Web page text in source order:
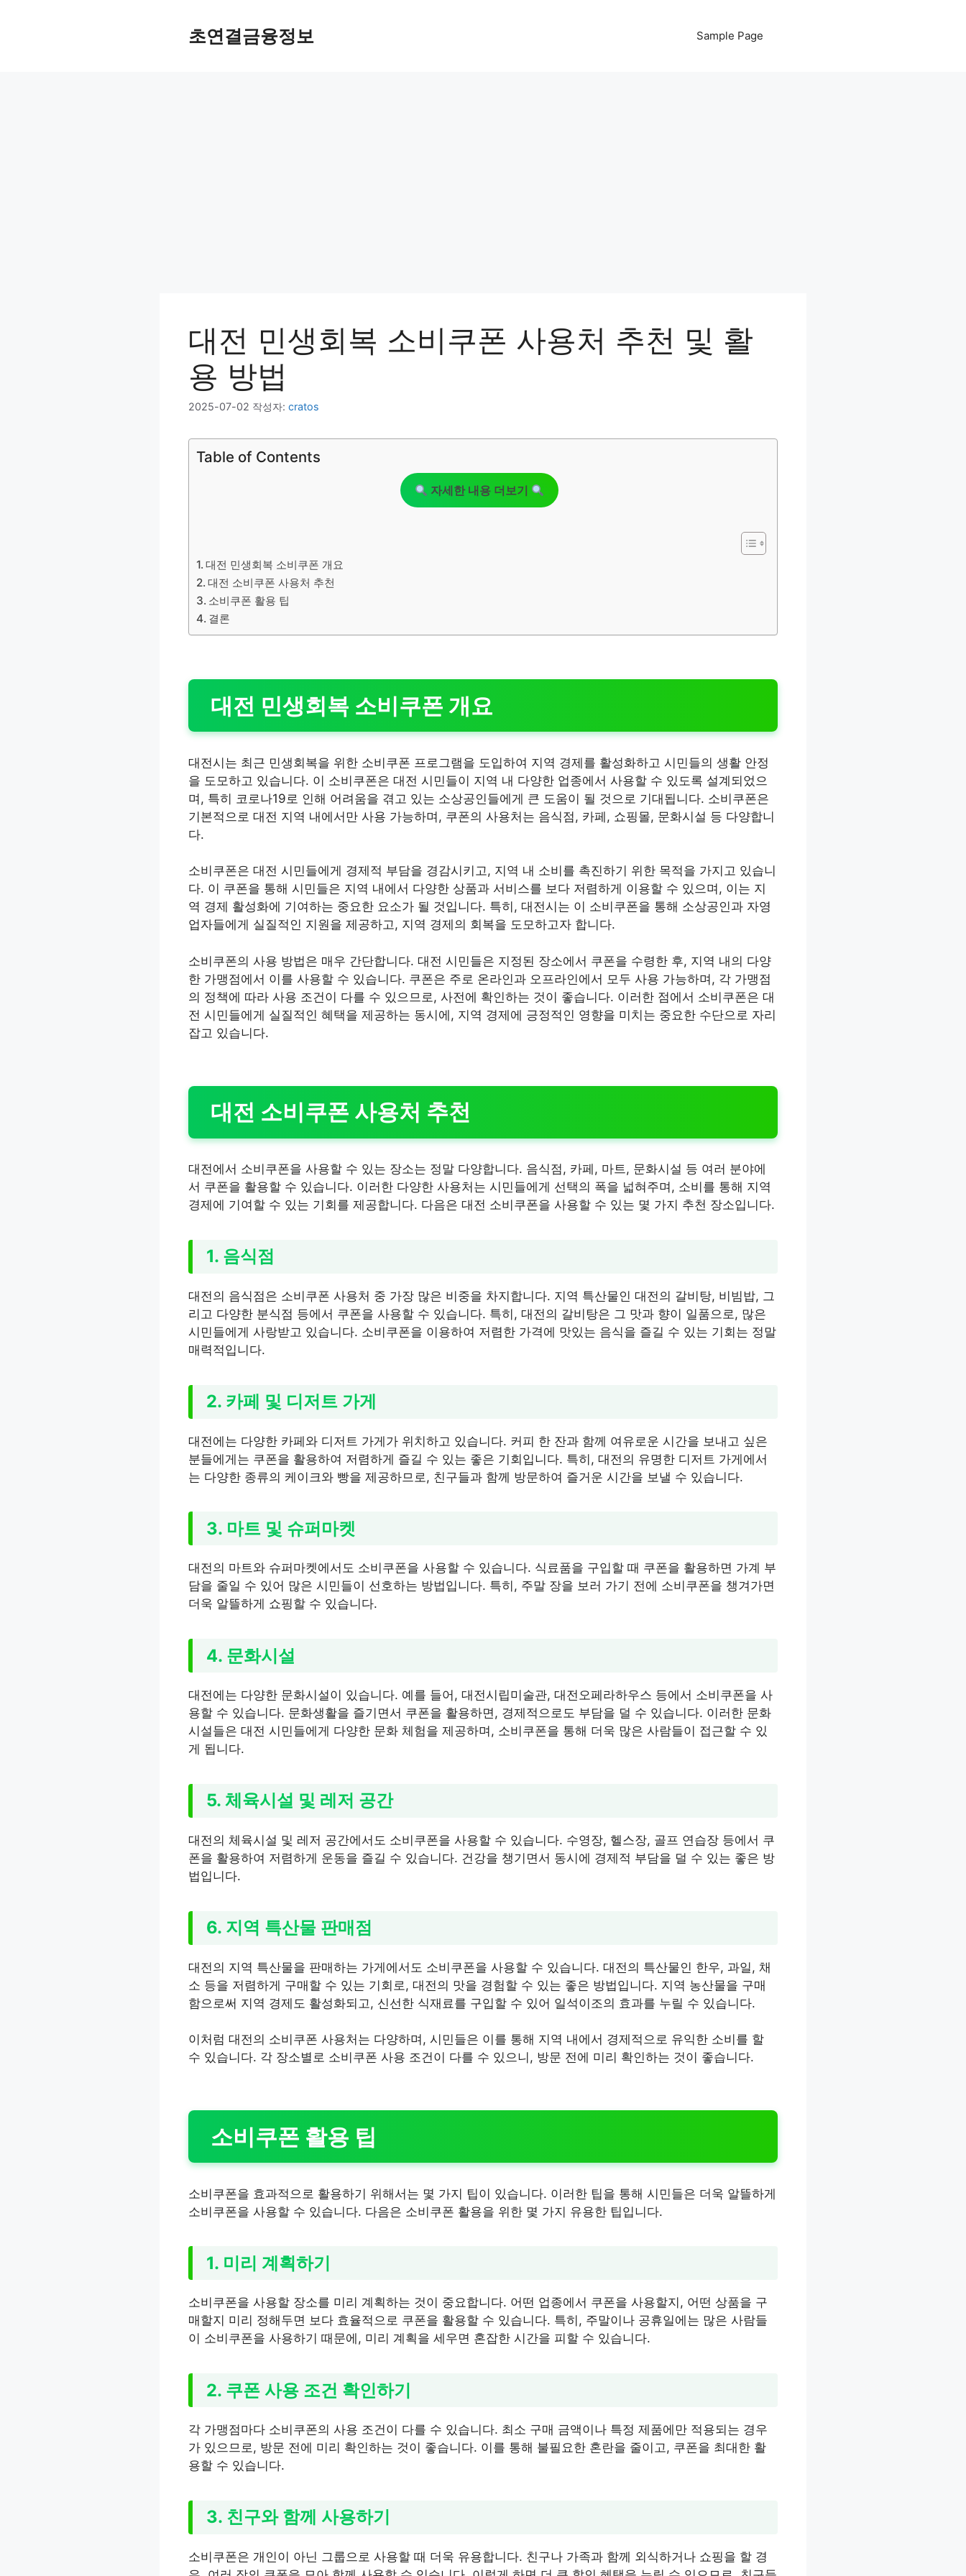
초연결금융정보 Sample Page
대전 민생회복 소비쿠폰 사용처 추천 및 활
용 방법
2025-07-02 작성자: cratos
Table of Contents
자세한 내용 더보기
대전 민생회복 소비쿠폰 개요
대전 소비쿠폰 사용처 추천
소비쿠폰 활용 팁
결론
대전 민생회복 소비쿠폰 개요
대전시는 최근 민생회복을 위한 소비쿠폰 프로그램을 도입하여 지역 경제를 활성화하고 시민들의 생활 안정
을 도모하고 있습니다. 이 소비쿠폰은 대전 시민들이 지역 내 다양한 업종에서 사용할 수 있도록 설계되었으
며, 특히 코로나19로 인해 어려움을 겪고 있는 소상공인들에게 큰 도움이 될 것으로 기대됩니다. 소비쿠폰은
기본적으로 대전 지역 내에서만 사용 가능하며, 쿠폰의 사용처는 음식점, 카페, 쇼핑몰, 문화시설 등 다양합니
다.
소비쿠폰은 대전 시민들에게 경제적 부담을 경감시키고, 지역 내 소비를 촉진하기 위한 목적을 가지고 있습니
다. 이 쿠폰을 통해 시민들은 지역 내에서 다양한 상품과 서비스를 보다 저렴하게 이용할 수 있으며, 이는 지
역 경제 활성화에 기여하는 중요한 요소가 될 것입니다. 특히, 대전시는 이 소비쿠폰을 통해 소상공인과 자영
업자들에게 실질적인 지원을 제공하고, 지역 경제의 회복을 도모하고자 합니다.
소비쿠폰의 사용 방법은 매우 간단합니다. 대전 시민들은 지정된 장소에서 쿠폰을 수령한 후, 지역 내의 다양
한 가맹점에서 이를 사용할 수 있습니다. 쿠폰은 주로 온라인과 오프라인에서 모두 사용 가능하며, 각 가맹점
의 정책에 따라 사용 조건이 다를 수 있으므로, 사전에 확인하는 것이 좋습니다. 이러한 점에서 소비쿠폰은 대
전 시민들에게 실질적인 혜택을 제공하는 동시에, 지역 경제에 긍정적인 영향을 미치는 중요한 수단으로 자리
잡고 있습니다.
대전 소비쿠폰 사용처 추천
대전에서 소비쿠폰을 사용할 수 있는 장소는 정말 다양합니다. 음식점, 카페, 마트, 문화시설 등 여러 분야에
서 쿠폰을 활용할 수 있습니다. 이러한 다양한 사용처는 시민들에게 선택의 폭을 넓혀주며, 소비를 통해 지역
경제에 기여할 수 있는 기회를 제공합니다. 다음은 대전 소비쿠폰을 사용할 수 있는 몇 가지 추천 장소입니다.
1. 음식점
대전의 음식점은 소비쿠폰 사용처 중 가장 많은 비중을 차지합니다. 지역 특산물인 대전의 갈비탕, 비빔밥, 그
리고 다양한 분식점 등에서 쿠폰을 사용할 수 있습니다. 특히, 대전의 갈비탕은 그 맛과 향이 일품으로, 많은
시민들에게 사랑받고 있습니다. 소비쿠폰을 이용하여 저렴한 가격에 맛있는 음식을 즐길 수 있는 기회는 정말
매력적입니다.
2. 카페 및 디저트 가게
대전에는 다양한 카페와 디저트 가게가 위치하고 있습니다. 커피 한 잔과 함께 여유로운 시간을 보내고 싶은
분들에게는 쿠폰을 활용하여 저렴하게 즐길 수 있는 좋은 기회입니다. 특히, 대전의 유명한 디저트 가게에서
는 다양한 종류의 케이크와 빵을 제공하므로, 친구들과 함께 방문하여 즐거운 시간을 보낼 수 있습니다.
3. 마트 및 슈퍼마켓
대전의 마트와 슈퍼마켓에서도 소비쿠폰을 사용할 수 있습니다. 식료품을 구입할 때 쿠폰을 활용하면 가계 부
담을 줄일 수 있어 많은 시민들이 선호하는 방법입니다. 특히, 주말 장을 보러 가기 전에 소비쿠폰을 챙겨가면
더욱 알뜰하게 쇼핑할 수 있습니다.
4. 문화시설
대전에는 다양한 문화시설이 있습니다. 예를 들어, 대전시립미술관, 대전오페라하우스 등에서 소비쿠폰을 사
용할 수 있습니다. 문화생활을 즐기면서 쿠폰을 활용하면, 경제적으로도 부담을 덜 수 있습니다. 이러한 문화
시설들은 대전 시민들에게 다양한 문화 체험을 제공하며, 소비쿠폰을 통해 더욱 많은 사람들이 접근할 수 있
게 됩니다.
5. 체육시설 및 레저 공간
대전의 체육시설 및 레저 공간에서도 소비쿠폰을 사용할 수 있습니다. 수영장, 헬스장, 골프 연습장 등에서 쿠
폰을 활용하여 저렴하게 운동을 즐길 수 있습니다. 건강을 챙기면서 동시에 경제적 부담을 덜 수 있는 좋은 방
법입니다.
6. 지역 특산물 판매점
대전의 지역 특산물을 판매하는 가게에서도 소비쿠폰을 사용할 수 있습니다. 대전의 특산물인 한우, 과일, 채
소 등을 저렴하게 구매할 수 있는 기회로, 대전의 맛을 경험할 수 있는 좋은 방법입니다. 지역 농산물을 구매
함으로써 지역 경제도 활성화되고, 신선한 식재료를 구입할 수 있어 일석이조의 효과를 누릴 수 있습니다.
이처럼 대전의 소비쿠폰 사용처는 다양하며, 시민들은 이를 통해 지역 내에서 경제적으로 유익한 소비를 할
수 있습니다. 각 장소별로 소비쿠폰 사용 조건이 다를 수 있으니, 방문 전에 미리 확인하는 것이 좋습니다.
소비쿠폰 활용 팁
소비쿠폰을 효과적으로 활용하기 위해서는 몇 가지 팁이 있습니다. 이러한 팁을 통해 시민들은 더욱 알뜰하게
소비쿠폰을 사용할 수 있습니다. 다음은 소비쿠폰 활용을 위한 몇 가지 유용한 팁입니다.
1. 미리 계획하기
소비쿠폰을 사용할 장소를 미리 계획하는 것이 중요합니다. 어떤 업종에서 쿠폰을 사용할지, 어떤 상품을 구
매할지 미리 정해두면 보다 효율적으로 쿠폰을 활용할 수 있습니다. 특히, 주말이나 공휴일에는 많은 사람들
이 소비쿠폰을 사용하기 때문에, 미리 계획을 세우면 혼잡한 시간을 피할 수 있습니다.
2. 쿠폰 사용 조건 확인하기
각 가맹점마다 소비쿠폰의 사용 조건이 다를 수 있습니다. 최소 구매 금액이나 특정 제품에만 적용되는 경우
가 있으므로, 방문 전에 미리 확인하는 것이 좋습니다. 이를 통해 불필요한 혼란을 줄이고, 쿠폰을 최대한 활
용할 수 있습니다.
3. 친구와 함께 사용하기
소비쿠폰은 개인이 아닌 그룹으로 사용할 때 더욱 유용합니다. 친구나 가족과 함께 외식하거나 쇼핑을 할 경